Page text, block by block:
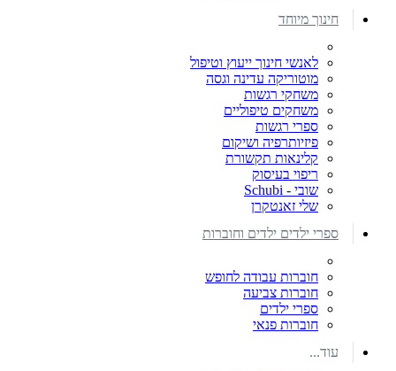
חינוך מיוחד
לאנשי חינוך ייעוץ וטיפול
מוטוריקה עדינה וגסה
משחקי רגשות
משחקים טיפוליים
ספרי רגשות
פיזיותרפיה ושיקום
קלינאות תקשורת
ריפוי בעיסוק
שובי - Schubi
שלי זאנטקרן
ספרי ילדים ילדים וחוברות
חוברות עבודה לחופש
חוברות צביעה
ספרי ילדים
חוברות פנאי
עוד...